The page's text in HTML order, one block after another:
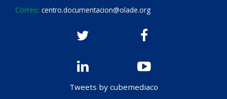
Correo: centro.documentacion@olade.org
Tweets by cubemediaco